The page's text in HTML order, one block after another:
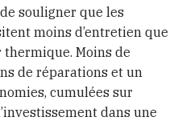
souligner que les
moins d’entretien que
Moins de
de réparations et un
cumulées sur
dans une